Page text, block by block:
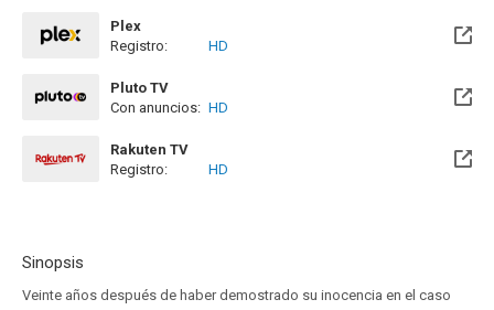
Plex
Registro:
HD
Pluto TV
Con anuncios: HD
Rakuten TV
Registro:
HD
Sinopsis
Veinte años después de haber demostrado su inocencia en el caso